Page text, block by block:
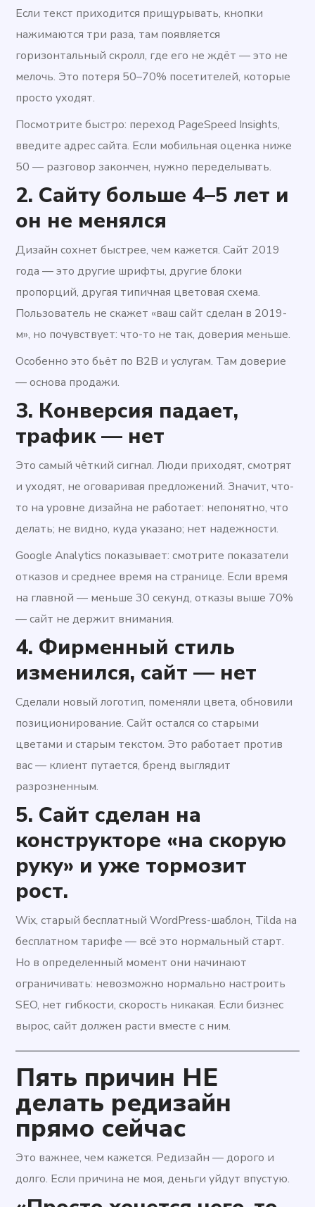
Если текст приходится прищурывать, кнопки
нажимаются три раза, там появляется
горизонтальный скролл, где его не ждёт — это не
мелочь. Это потеря 50–70% посетителей, которые
просто уходят.
Посмотрите быстро: переход PageSpeed ​​Insights,
введите адрес сайта. Если мобильная оценка ниже
50 — разговор закончен, нужно переделывать.
2. Сайту больше 4–5 лет и
он не менялся
Дизайн сохнет быстрее, чем кажется. Сайт 2019
года — это другие шрифты, другие блоки
пропорций, другая типичная цветовая схема.
Пользователь не скажет «ваш сайт сделан в 2019-
м», но почувствует: что-то не так, доверия меньше.
Особенно это бьёт по B2B и услугам. Там доверие
— основа продажи.
3. Конверсия падает,
трафик — нет
Это самый чёткий сигнал. Люди приходят, смотрят
и уходят, не оговаривая предложений. Значит, что-
то на уровне дизайна не работает: непонятно, что
делать; не видно, куда указано; нет надежности.
Google Analytics показывает: смотрите показатели
отказов и среднее время на странице. Если время
на главной — меньше 30 секунд, отказы выше 70%
— сайт не держит внимания.
4. Фирменный стиль
изменился, сайт — нет
Сделали новый логотип, поменяли цвета, обновили
позиционирование. Сайт остался со старыми
цветами и старым текстом. Это работает против
вас — клиент путается, бренд выглядит
разрозненным.
5. Сайт сделан на
конструкторе «на скорую
руку» и уже тормозит
рост.
Wix, старый бесплатный WordPress-шаблон, Tilda на
бесплатном тарифе — всё это нормальный старт.
Но в определенный момент они начинают
ограничивать: невозможно нормально настроить
SEO, нет гибкости, скорость никакая. Если бизнес
вырос, сайт должен расти вместе с ним.
Пять причин НЕ
делать редизайн
прямо сейчас
Это важнее, чем кажется. Редизайн — дорого и
долго. Если причина не моя, деньги уйдут впустую.